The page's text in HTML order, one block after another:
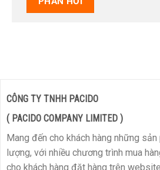
CÔNG TY TNHH PACIDO
( PACIDO COMPANY LIMITED )
Mang đến cho khách hàng những
lượng, với nhiều chương trình mua
cho khách hàng đặt hàng trên website.